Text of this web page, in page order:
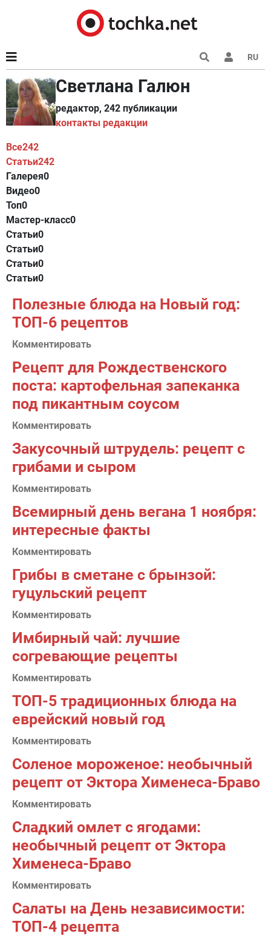
RU
Светлана Галюн
редактор, 242 публикации
контакты редакции
Все242
Статьи242
Галерея0
Видео0
Топ0
Мастер-класс0
Статьи0
Статьи0
Статьи0
Статьи0
Полезные блюда на Новый год:
ТОП-6 рецептов
Комментировать
Рецепт для Рождественского
поста: картофельная запеканка
под пикантным соусом
Комментировать
Закусочный штрудель: рецепт с
грибами и сыром
Комментировать
Всемирный день вегана 1 ноября:
интересные факты
Комментировать
Грибы в сметане с брынзой:
гуцульский рецепт
Комментировать
Имбирный чай: лучшие
согревающие рецепты
Комментировать
ТОП-5 традиционных блюда на
еврейский новый год
Комментировать
Соленое мороженое: необычный
рецепт от Эктора Хименеса-Браво
Комментировать
Сладкий омлет с ягодами:
необычный рецепт от Эктора
Хименеса-Браво
Комментировать
Салаты на День независимости:
ТОП-4 рецепта